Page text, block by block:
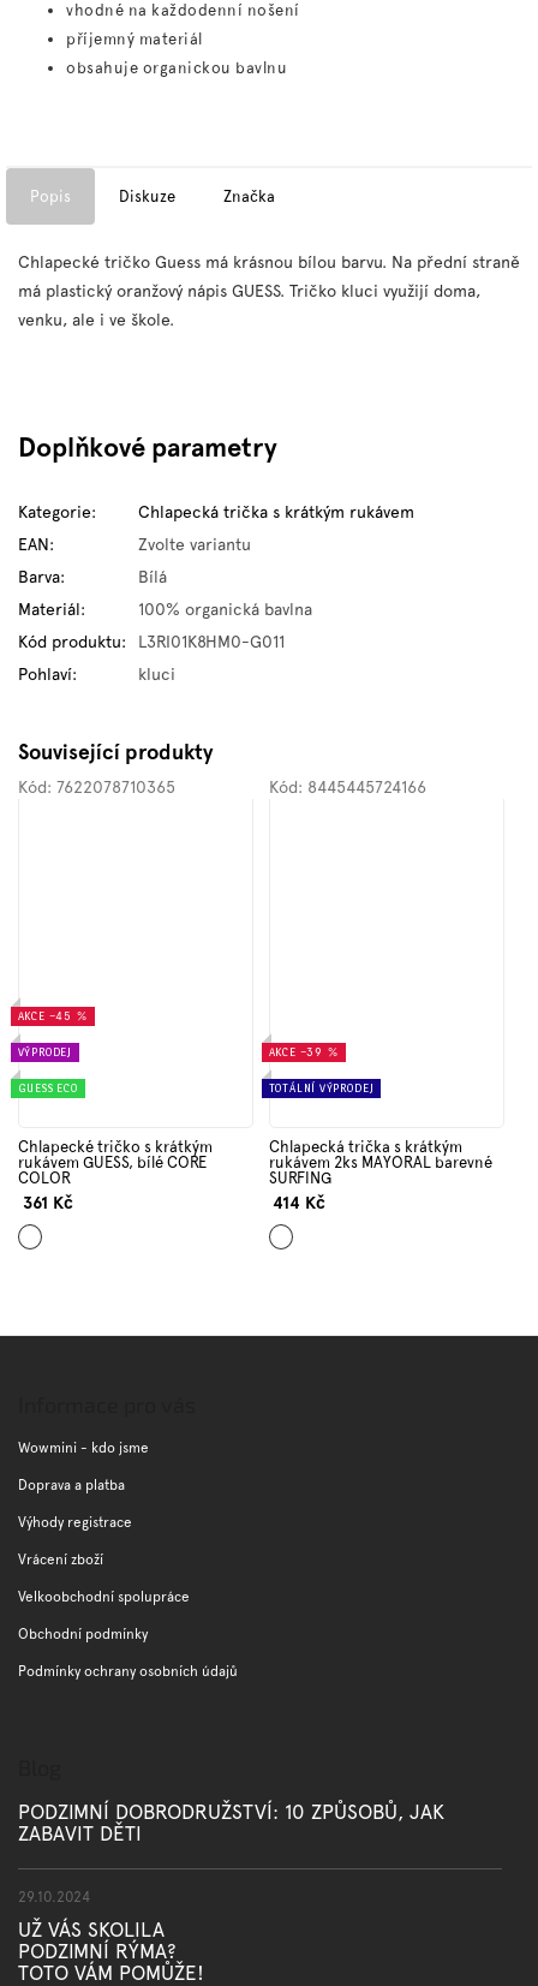
vhodné na každodenní nošení
příjemný materiál
obsahuje organickou bavlnu
Popis Diskuze Značka
Chlapecké tričko Guess má krásnou bílou barvu. Na přední straně
má plastický oranžový nápis GUESS. Tričko kluci využijí doma,
venku, ale i ve škole.
Doplňkové parametry
Kategorie:
Chlapecká trička s krátkým rukávem
EAN:
Zvolte variantu
Barva:
Bílá
Materiál:
100% organická bavlna
Kód produktu:
L3RI01K8HM0-G011
Pohlaví: kluci
Související produkty
AKCE –45 %
VÝPRODEJ
GUESS ECO
Chlapecké tričko s krátkým
rukávem GUESS, bílé CORE
COLOR
361 Kč
Bílá
Kód: 7622078710365
AKCE –39 %
TOTÁLNÍ VÝPRODEJ
Chlapecká trička s krátkým
rukávem 2ks MAYORAL barevné
SURFING
414 Kč
Mix
barev
Kód: 8445445724166
Wowmini - kdo jsme
Doprava a platba
Výhody registrace
Vrácení zboží
Velkoobchodní spolupráce
Obchodní podmínky
Podmínky ochrany osobních údajů
PODZIMNÍ DOBRODRUŽSTVÍ: 10 ZPŮSOBŮ, JAK
ZABAVIT DĚTI
29.10.2024
UŽ VÁS SKOLILA
PODZIMNÍ RÝMA?
TOTO VÁM POMŮŽE!